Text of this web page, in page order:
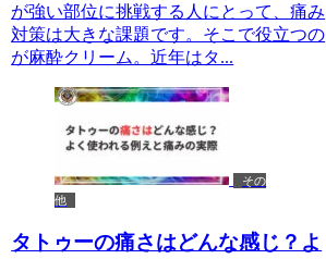
が強い部位に挑戦する人にとって、痛み
対策は大きな課題です。そこで役立つの
が麻酔クリーム。近年はタ...
その
他
タトゥーの痛さはどんな感じ？よ